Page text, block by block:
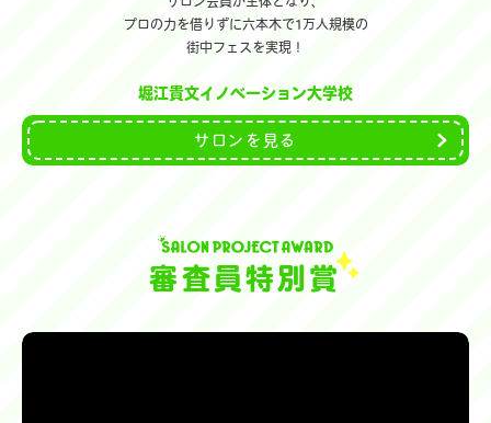
サロン会員が主体となり、
プロの力を借りずに六本木で1万人規模の
街中フェスを実現！
堀江貴文イノベーション大学校
サロンを見る
審査員特別賞